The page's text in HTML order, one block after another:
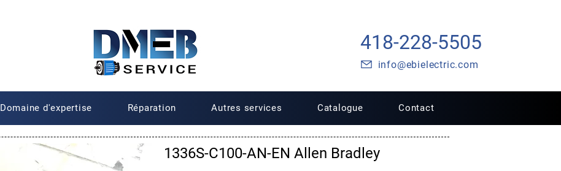
418-228-5505
info@ebielectric.com
Domaine d'expertise Réparation Autres services Catalogue Contact
1336S-C100-AN-EN Allen Bradley